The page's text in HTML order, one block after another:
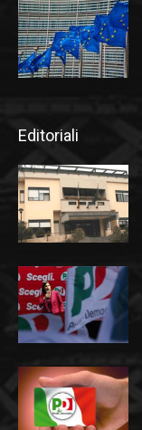
Editoriali